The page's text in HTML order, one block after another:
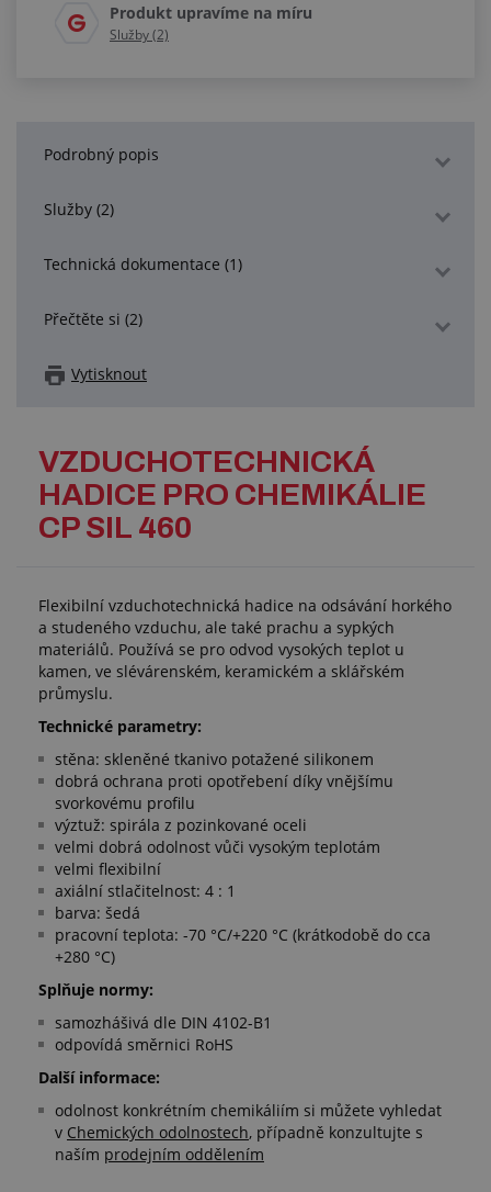
Produkt upravíme na míru
Služby (2)
Podrobný popis
Služby (2)
Technická dokumentace (1)
Přečtěte si (2)
Vytisknout
VZDUCHOTECHNICKÁ
HADICE PRO CHEMIKÁLIE
CP SIL 460
Flexibilní vzduchotechnická hadice na odsávání horkého
a studeného vzduchu, ale také prachu a sypkých
materiálů. Používá se pro odvod vysokých teplot u
kamen, ve slévárenském, keramickém a sklářském
průmyslu.
Technické parametry:
stěna: skleněné tkanivo potažené silikonem
dobrá ochrana proti opotřebení díky vnějšímu
svorkovému profilu
výztuž: spirála z pozinkované oceli
velmi dobrá odolnost vůči vysokým teplotám
velmi flexibilní
axiální stlačitelnost: 4 : 1
barva: šedá
pracovní teplota: -70 °C/+220 °C (krátkodobě do cca
+280 °C)
Splňuje normy:
samozhášivá dle DIN 4102-B1
odpovídá směrnici RoHS
Další informace:
odolnost konkrétním chemikáliím si můžete vyhledat
v Chemických odolnostech, případně konzultujte s
naším prodejním oddělením